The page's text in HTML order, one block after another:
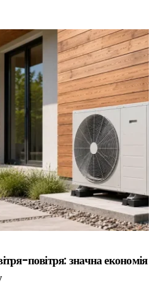
повітря: значна економія